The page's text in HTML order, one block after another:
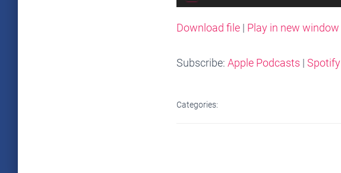
Player
Download file | Play in new window
Subscribe: Apple Podcasts | Spotify
Categories: